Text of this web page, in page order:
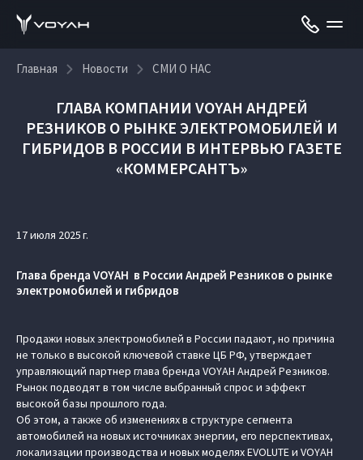
Главная Новости СМИ О НАС
ГЛАВА КОМПАНИИ VOYAH АНДРЕЙ
РЕЗНИКОВ О РЫНКЕ ЭЛЕКТРОМОБИЛЕЙ И
ГИБРИДОВ В РОССИИ В ИНТЕРВЬЮ ГАЗЕТЕ
«КОММЕРСАНТЪ»
17 июля 2025 г.
Глава бренда VOYAH в России Андрей Резников о рынке
электромобилей и гибридов
Продажи новых электромобилей в России падают, но причина
не только в высокой ключевой ставке ЦБ РФ, утверждает
управляющий партнер глава бренда VOYAH Андрей Резников.
Рынок подводят в том числе выбранный спрос и эффект
высокой базы прошлого года.
Об этом, а также об изменениях в структуре сегмента
автомобилей на новых источниках энергии, его перспективах,
локализации производства и новых моделях EVOLUTE и VOYAH